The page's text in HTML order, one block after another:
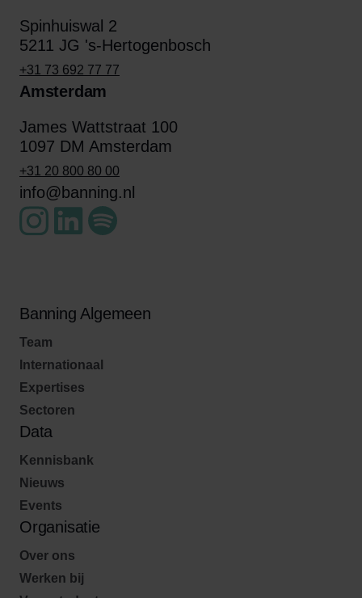
Spinhuiswal 2
5211 JG 's-Hertogenbosch
+31 73 692 77 77
Amsterdam
James Wattstraat 100
1097 DM Amsterdam
+31 20 800 80 00
info@banning.nl
Banning Algemeen
Team
Internationaal
Expertises
Sectoren
Data
Kennisbank
Nieuws
Events
Organisatie
Over ons
Werken bij